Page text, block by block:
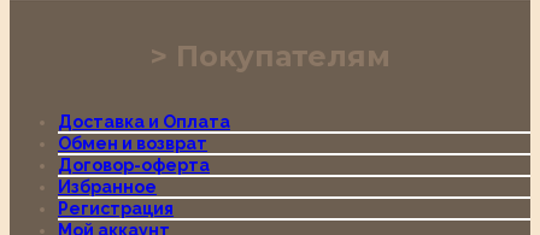
Покупателям
Доставка и Оплата
Обмен и возврат
Договор-оферта
Избранное
Регистрация
Мой аккаунт